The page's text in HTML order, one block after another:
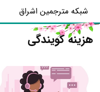
شبکه مترجمین اشراق
هزینه گویندگی